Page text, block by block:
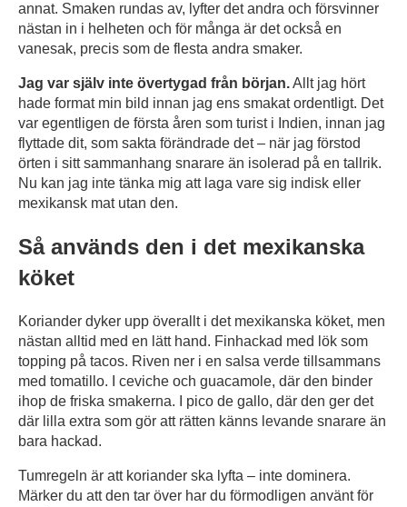
annat. Smaken rundas av, lyfter det andra och försvinner
nästan in i helheten och för många är det också en
vanesak, precis som de flesta andra smaker.
Jag var själv inte övertygad från början.Allt jag hört
hade format min bild innan jag ens smakat ordentligt. Det
var egentligen de första åren som turist i Indien, innan jag
flyttade dit, som sakta förändrade det – när jag förstod
örten i sitt sammanhang snarare än isolerad på en tallrik.
Nu kan jag inte tänka mig att laga vare sig indisk eller
mexikansk mat utan den.
Så används den i det mexikanska
köket
Koriander dyker upp överallt i det mexikanska köket, men
nästan alltid med en lätt hand. Finhackad med lök som
topping på tacos. Riven ner i en salsa verde tillsammans
med tomatillo. I ceviche och guacamole, där den binder
ihop de friska smakerna. I pico de gallo, där den ger det
där lilla extra som gör att rätten känns levande snarare än
bara hackad.
Tumregeln är att koriander ska lyfta – inte dominera.
Märker du att den tar över har du förmodligen använt för